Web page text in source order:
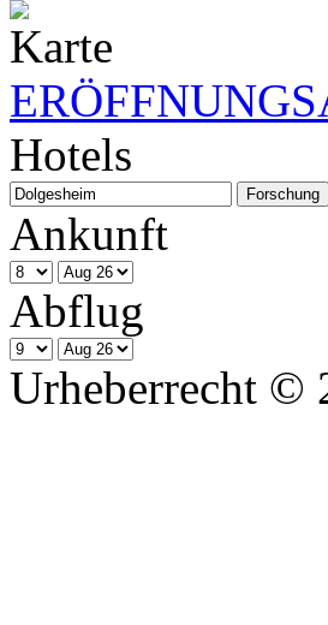
Hotels
Ankunft
Abflug
Urheberrecht ©